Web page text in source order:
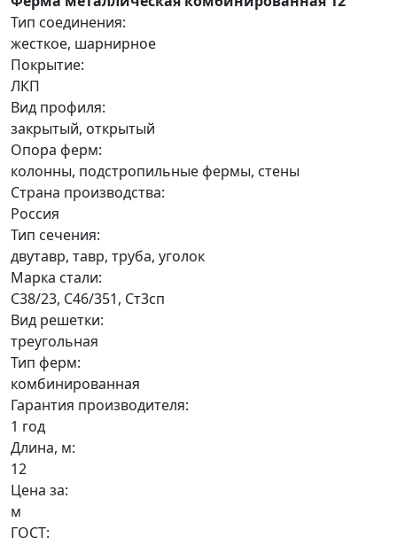
Тип соединения:
жесткое, шарнирное
Покрытие:
ЛКП
Вид профиля:
закрытый, открытый
Опора ферм:
колонны, подстропильные фермы, стены
Страна производства:
Россия
Тип сечения:
двутавр, тавр, труба, уголок
Марка стали:
С38/23, С46/351, Ст3сп
Вид решетки:
треугольная
Тип ферм:
комбинированная
Гарантия производителя:
1 год
Длина, м:
12
Цена за:
м
ГОСТ: